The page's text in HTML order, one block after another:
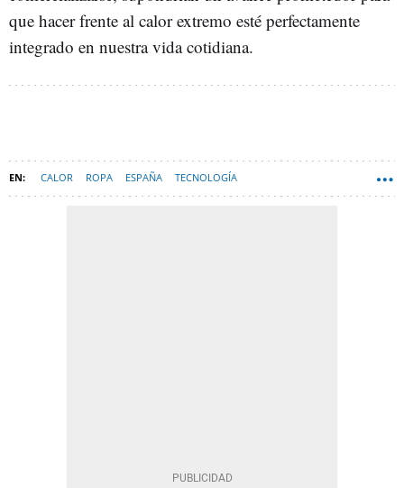
que hacer frente al calor extremo esté perfectamente
integrado en nuestra vida cotidiana.
CALOR ROPA ESPAÑA TECNOLOGÍA